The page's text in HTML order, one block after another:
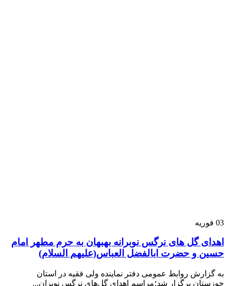
03 فوریه
اهدای گل های نرگس نوبرانه بهبهان به حرم مطهر امام
حسین و حضرت ابالفضل العباس(علیهم السلام)
به گزارش روابط عمومی دفتر نماینده ولی فقیه در استان
خوزستان برگزار شد؛مراسم اهدای گل‌های نرگس نوبران...